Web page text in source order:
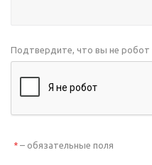
Подтвердите, что вы не робот
* – обязательные поля